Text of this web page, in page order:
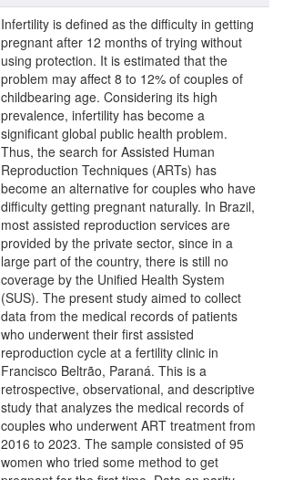
Infertility is defined as the difficulty in getting
pregnant after 12 months of trying without
using protection. It is estimated that the
problem may affect 8 to 12% of couples of
childbearing age. Considering its high
prevalence, infertility has become a
significant global public health problem.
Thus, the search for Assisted Human
Reproduction Techniques (ARTs) has
become an alternative for couples who have
difficulty getting pregnant naturally. In Brazil,
most assisted reproduction services are
provided by the private sector, since in a
large part of the country, there is still no
coverage by the Unified Health System
(SUS). The present study aimed to collect
data from the medical records of patients
who underwent their first assisted
reproduction cycle at a fertility clinic in
Francisco Beltrão, Paraná. This is a
retrospective, observational, and descriptive
study that analyzes the medical records of
couples who underwent ART treatment from
2016 to 2023. The sample consisted of 95
women who tried some method to get